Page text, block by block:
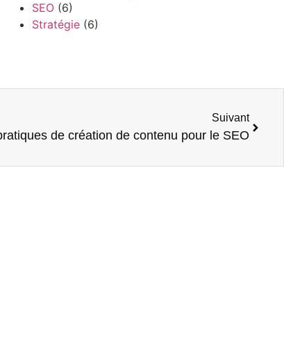
SEO(6)
Stratégie(6)
Suivant
de création de contenu pour le SEO